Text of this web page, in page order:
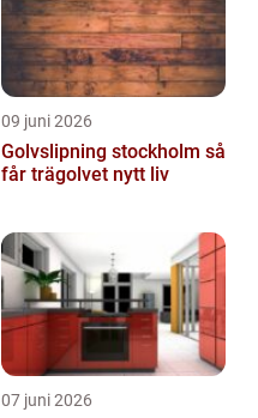
09 juni 2026
Golvslipning stockholm så
får trägolvet nytt liv
07 juni 2026